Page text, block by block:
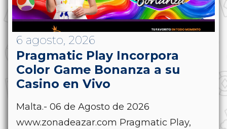
6 agosto, 2026
Pragmatic Play Incorpora
Color Game Bonanza a su
Casino en Vivo
Malta.- 06 de Agosto de 2026
www.zonadeazar.com Pragmatic Play,